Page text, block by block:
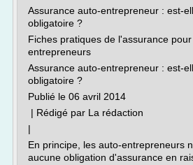
Assurance auto-entrepreneur : est-
obligatoire ?
Fiches pratiques de l'assurance
entrepreneurs
Assurance auto-entrepreneur : est-
obligatoire ?
Publié le 06 avril 2014
| Rédigé par La rédaction
|
En principe, les auto-entrepreneurs
aucune obligation d'assurance en